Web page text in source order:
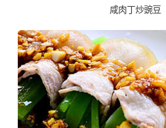
咸肉丁炒豌豆